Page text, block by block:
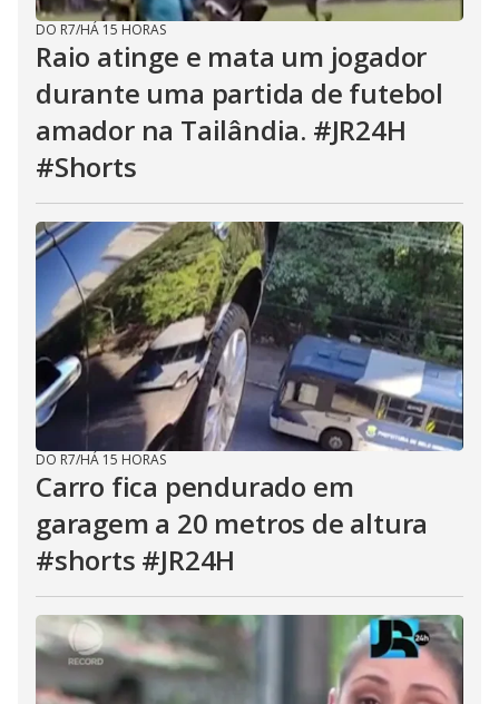
DO R7/HÁ 15 HORAS
Raio atinge e mata um jogador
durante uma partida de futebol
amador na Tailândia. #JR24H
#Shorts
DO R7/HÁ 15 HORAS
Carro fica pendurado em
garagem a 20 metros de altura
#shorts #JR24H